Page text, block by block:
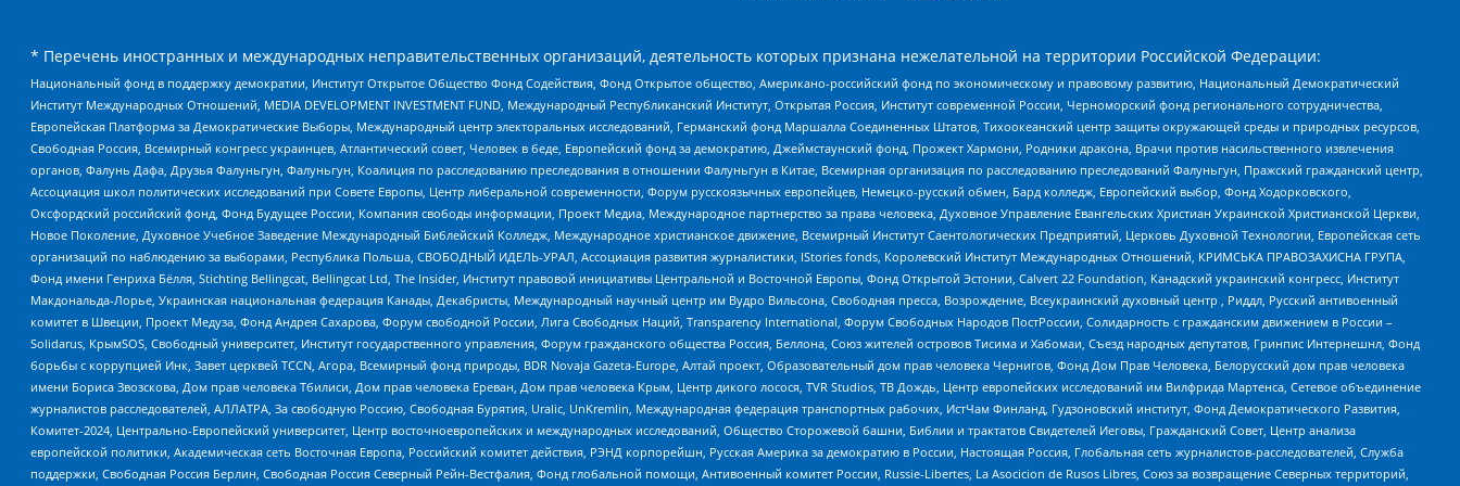
* Перечень иностранных и международных неправительственных организаций, деятельность которых признана нежелательной на территории Российской Федерации:
Национальный фонд в поддержку демократии, Институт Открытое Общество Фонд Содействия, Фонд Открытое общество, Американо-российский фонд по экономическому и правовому развитию, Национальный Демократический
Институт Международных Отношений, MEDIA DEVELOPMENT INVESTMENT FUND, Международный Республиканский Институт, Открытая Россия, Институт современной России, Черноморский фонд регионального сотрудничества,
Европейская Платформа за Демократические Выборы, Международный центр электоральных исследований, Германский фонд Маршалла Соединенных Штатов, Тихоокеанский центр защиты окружающей среды и природных ресурсов,
Свободная Россия, Всемирный конгресс украинцев, Атлантический совет, Человек в беде, Европейский фонд за демократию, Джеймстаунский фонд, Прожект Хармони, Родники дракона, Врачи против насильственного извлечения
органов, Фалунь Дафа, Друзья Фалуньгун, Фалуньгун, Коалиция по расследованию преследования в отношении Фалуньгун в Китае, Всемирная организация по расследованию преследований Фалуньгун, Пражский гражданский центр,
Ассоциация школ политических исследований при Совете Европы, Центр либеральной современности, Форум русскоязычных европейцев, Немецко-русский обмен, Бард колледж, Европейский выбор, Фонд Ходорковского,
Оксфордский российский фонд, Фонд Будущее России, Компания свободы информации, Проект Медиа, Международное партнерство за права человека, Духовное Управление Евангельских Христиан Украинской Христианской Церкви,
Новое Поколение, Духовное Учебное Заведение Международный Библейский Колледж, Международное христианское движение, Всемирный Институт Саентологических Предприятий, Церковь Духовной Технологии, Европейская сеть
организаций по наблюдению за выборами, Республика Польша, СВОБОДНЫЙ ИДЕЛЬ-УРАЛ, Ассоциация развития журналистики, IStories fonds, Королевский Институт Международных Отношений, КРИМСЬКА ПРАВОЗАХИСНА ГРУПА,
Фонд имени Генриха Бёлля, Stichting Bellingcat, Bellingcat Ltd, The Insider, Институт правовой инициативы Центральной и Восточной Европы, Фонд Открытой Эстонии, Calvert 22 Foundation, Канадский украинский конгресс, Институт
Макдональда-Лорье, Украинская национальная федерация Канады, Декабристы, Международный научный центр им Вудро Вильсона, Свободная пресса, Возрождение, Всеукраинский духовный центр , Риддл, Русский антивоенный
комитет в Швеции, Проект Медуза, Фонд Андрея Сахарова, Форум свободной России, Лига Свободных Наций, Transparеncy International, Форум Свободных Народов ПостРоссии, Солидарность с гражданским движением в России –
Solidarus, КрымSOS, Свободный университет, Институт государственного управления, Форум гражданского общества Россия, Беллона, Союз жителей островов Тисима и Хабомаи, Съезд народных депутатов, Гринпис Интернешнл, Фонд
борьбы с коррупцией Инк, Завет церквей TCCN, Агора, Всемирный фонд природы, BDR Novaja Gazeta-Europe, Алтай проект, Образовательный дом прав человека Чернигов, Фонд Дом Прав Человека, Белорусский дом прав человека
имени Бориса Звозскова, Дом прав человека Тбилиси, Дом прав человека Ереван, Дом прав человека Крым, Центр дикого лосося, TVR Studios, ТВ Дождь, Центр европейских исследований им Вилфрида Мартенса, Сетевое объединение
журналистов расследователей, АЛЛАТРА, За свободную Россию, Свободная Бурятия, Uralic, UnKremlin, Международная федерация транспортных рабочих, ИстЧам Финланд, Гудзоновский институт, Фонд Демократического Развития,
Комитет-2024, Центрально-Европейский университет, Центр восточноевропейских и международных исследований, Общество Сторожевой башни, Библии и трактатов Свидетелей Иеговы, Гражданский Совет, Центр анализа
европейской политики, Академическая сеть Восточная Европа, Российский комитет действия, РЭНД корпорейшн, Русская Америка за демократию в России, Настоящая Россия, Глобальная сеть журналистов-расследователей, Служба
поддержки, Свободная Россия Берлин, Свободная Россия Северный Рейн-Вестфалия, Фонд глобальной помощи, Антивоенный комитет России, Russie-Libertes, La Asocicion de Rusos Libres, Союз за возвращение Северных территорий,